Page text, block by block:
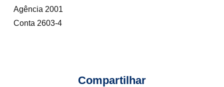
Agência 2001
Conta 2603-4
Compartilhar